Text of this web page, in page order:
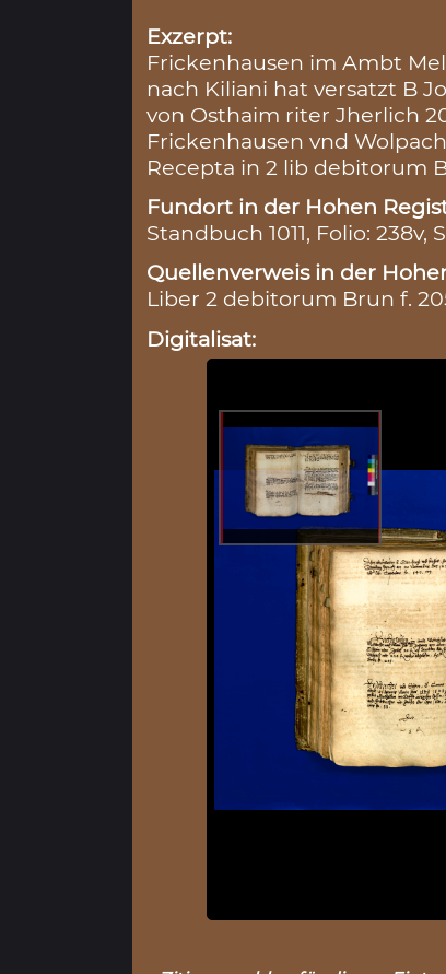
Exzerpt:
Frickenhausen im Ambt
nach Kiliani hat versatzt B
von Osthaim riter Jherlich
Frickenhausen vnd
Recepta in 2 lib debitorum
Fundort in der Hohen
Standbuch 1011, Folio:
Quellenverweis in der
Liber 2 debitorum Brun f.
Digitalisat: